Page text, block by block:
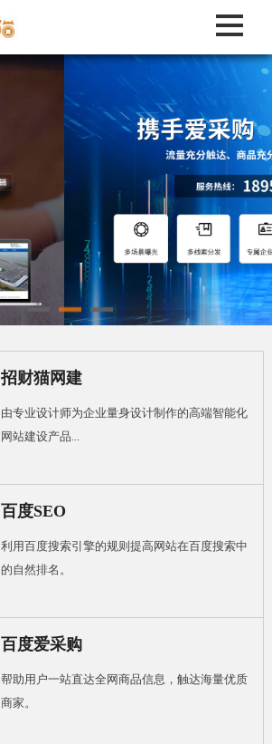
招财猫网建
由专业设计师为企业量身设计制作的高端智能化
网站建设产品...
百度SEO
利用百度搜索引擎的规则提高网站在百度搜索中
的自然排名。
百度爱采购
帮助用户一站直达全网商品信息，触达海量优质
商家。